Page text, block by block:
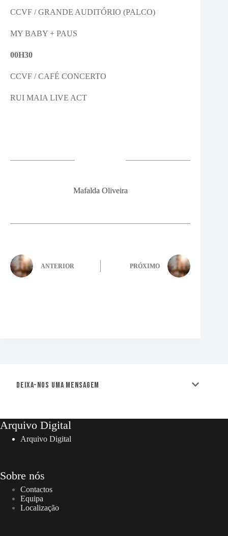
CCVF / GRANDE AUDITÓRIO (PALCO)
MY BABY + PAUS
00H30
CCVF / CAFÉ CONCERTO
RUI MAIA LIVE ACT
Mafalda Oliveira
ANTERIOR PRÓXIMO
Deixa-nos uma mensagem
Arquivo Digital
Arquivo Digital
Sobre nós
Contactos
Equipa
Localização